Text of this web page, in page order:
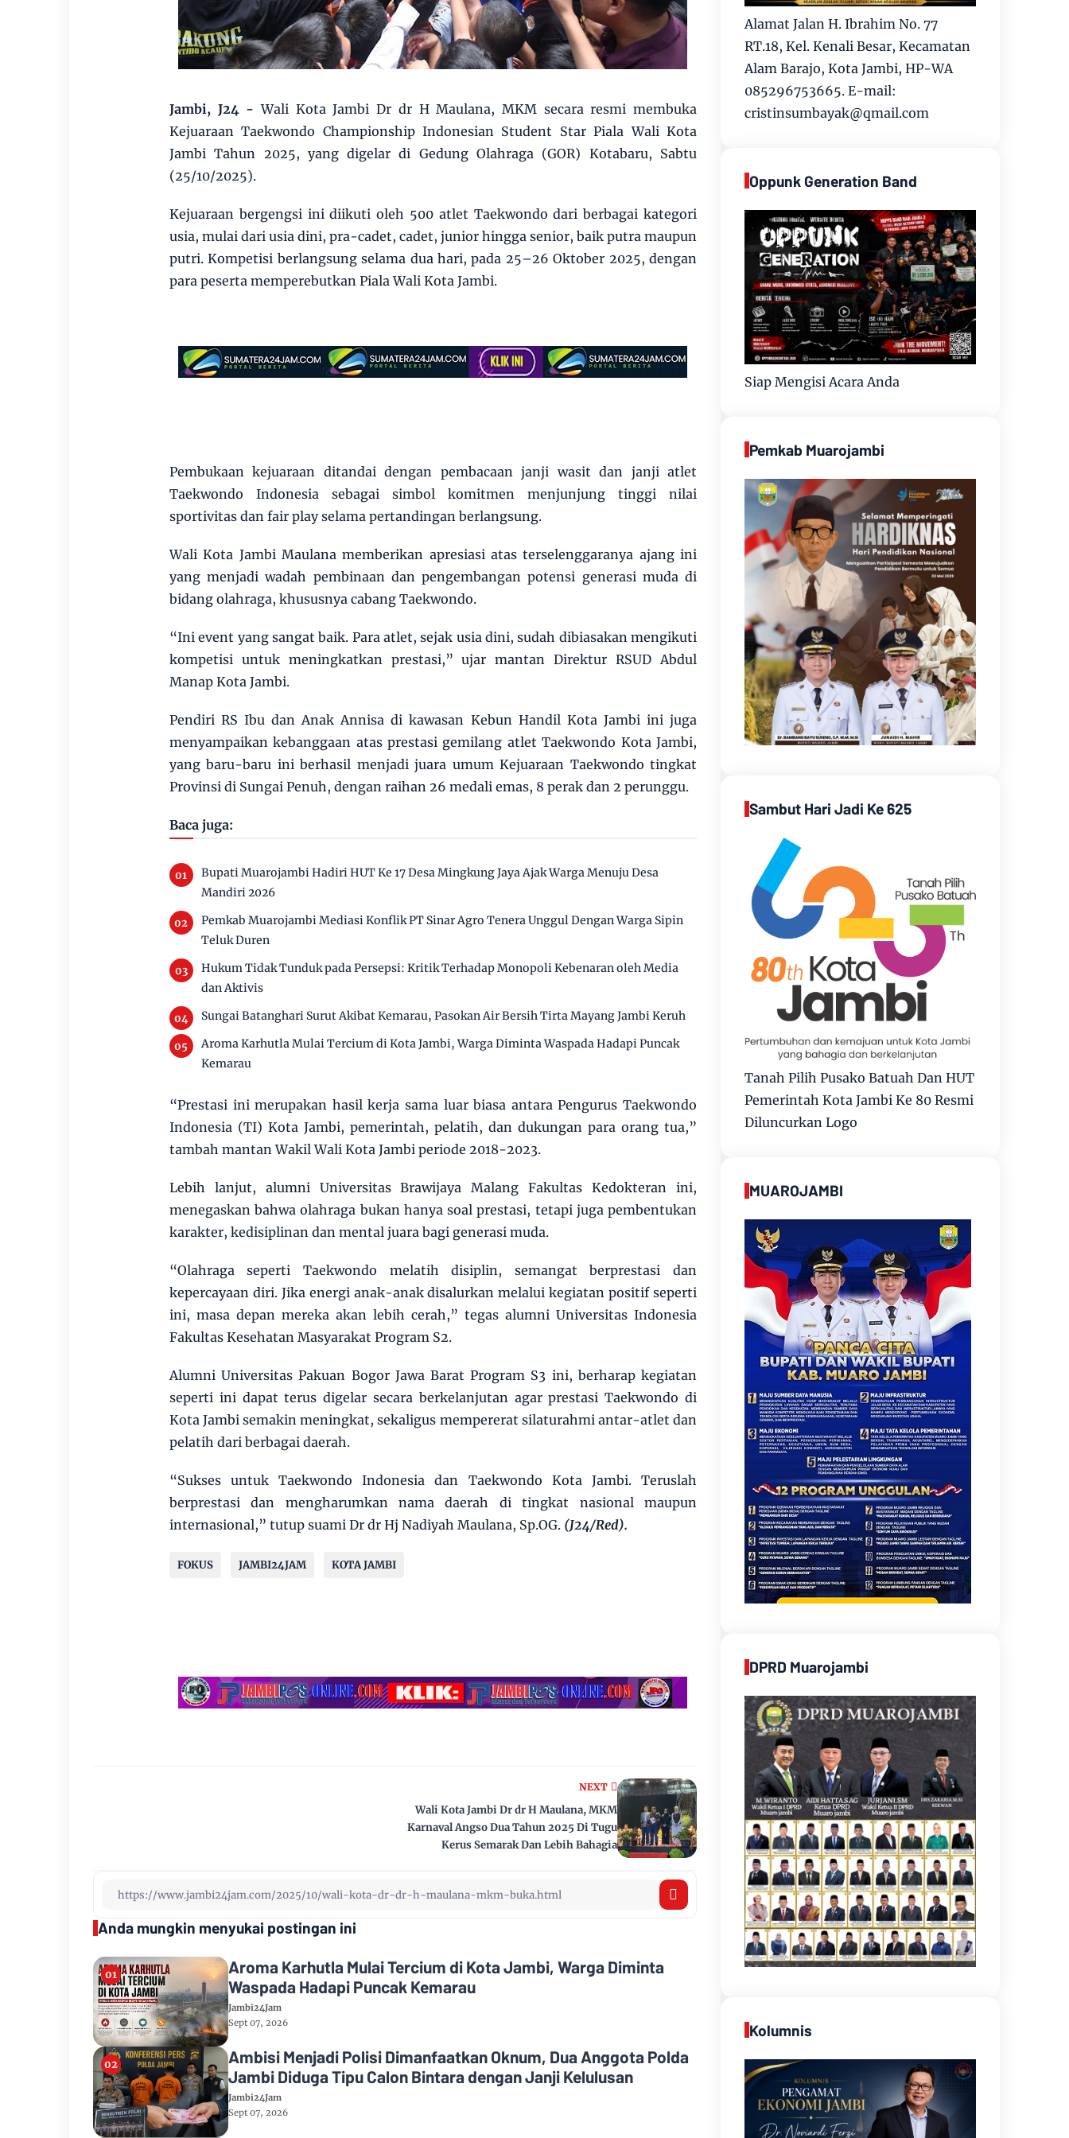
Jambi, J24 -Wali Kota Jambi Dr dr H Maulana, MKM secara resmi membuka
Kejuaraan Taekwondo Championship Indonesian Student Star Piala Wali Kota
Jambi Tahun 2025, yang digelar di Gedung Olahraga (GOR) Kotabaru, Sabtu
(25/10/2025).
Kejuaraan bergengsi ini diikuti oleh 500 atlet Taekwondo dari berbagai kategori
usia, mulai dari usia dini, pra-cadet, cadet, junior hingga senior, baik putra maupun
putri. Kompetisi berlangsung selama dua hari, pada 25–26 Oktober 2025, dengan
para peserta memperebutkan Piala Wali Kota Jambi.
Pembukaan kejuaraan ditandai dengan pembacaan janji wasit dan janji atlet
Taekwondo Indonesia sebagai simbol komitmen menjunjung tinggi nilai
sportivitas dan fair play selama pertandingan berlangsung.
Wali Kota Jambi Maulana memberikan apresiasi atas terselenggaranya ajang ini
yang menjadi wadah pembinaan dan pengembangan potensi generasi muda di
bidang olahraga, khususnya cabang Taekwondo.
“Ini event yang sangat baik. Para atlet, sejak usia dini, sudah dibiasakan mengikuti
kompetisi untuk meningkatkan prestasi,” ujar mantan Direktur RSUD Abdul
Manap Kota Jambi.
Pendiri RS Ibu dan Anak Annisa di kawasan Kebun Handil Kota Jambi ini juga
menyampaikan kebanggaan atas prestasi gemilang atlet Taekwondo Kota Jambi,
yang baru-baru ini berhasil menjadi juara umum Kejuaraan Taekwondo tingkat
Provinsi di Sungai Penuh, dengan raihan 26 medali emas, 8 perak dan 2 perunggu.
Baca juga:
Bupati Muarojambi Hadiri HUT Ke 17 Desa Mingkung Jaya Ajak Warga Menuju Desa
Mandiri 2026
Pemkab Muarojambi Mediasi Konflik PT Sinar Agro Tenera Unggul Dengan Warga Sipin
Teluk Duren
Hukum Tidak Tunduk pada Persepsi: Kritik Terhadap Monopoli Kebenaran oleh Media
dan Aktivis
Sungai Batanghari Surut Akibat Kemarau, Pasokan Air Bersih Tirta Mayang Jambi Keruh
Aroma Karhutla Mulai Tercium di Kota Jambi, Warga Diminta Waspada Hadapi Puncak
Kemarau
“Prestasi ini merupakan hasil kerja sama luar biasa antara Pengurus Taekwondo
Indonesia (TI) Kota Jambi, pemerintah, pelatih, dan dukungan para orang tua,”
tambah mantan Wakil Wali Kota Jambi periode 2018-2023.
Lebih lanjut, alumni Universitas Brawijaya Malang Fakultas Kedokteran ini,
menegaskan bahwa olahraga bukan hanya soal prestasi, tetapi juga pembentukan
karakter, kedisiplinan dan mental juara bagi generasi muda.
“Olahraga seperti Taekwondo melatih disiplin, semangat berprestasi dan
kepercayaan diri. Jika energi anak-anak disalurkan melalui kegiatan positif seperti
ini, masa depan mereka akan lebih cerah,” tegas alumni Universitas Indonesia
Fakultas Kesehatan Masyarakat Program S2.
Alumni Universitas Pakuan Bogor Jawa Barat Program S3 ini, berharap kegiatan
seperti ini dapat terus digelar secara berkelanjutan agar prestasi Taekwondo di
Kota Jambi semakin meningkat, sekaligus mempererat silaturahmi antar-atlet dan
pelatih dari berbagai daerah.
“Sukses untuk Taekwondo Indonesia dan Taekwondo Kota Jambi. Teruslah
berprestasi dan mengharumkan nama daerah di tingkat nasional maupun
internasional,” tutup suami Dr dr Hj Nadiyah Maulana, Sp.OG.(J24/Red).
FOKUS JAMBI24JAM KOTA JAMBI
NEXT
Wali Kota Jambi Dr dr H Maulana, MKM
Karnaval Angso Dua Tahun 2025 Di Tugu
Kerus Semarak Dan Lebih Bahagia
Anda mungkin menyukai postingan ini
Aroma Karhutla Mulai Tercium di Kota Jambi, Warga Diminta
Waspada Hadapi Puncak Kemarau
Jambi24Jam
Sept 07, 2026
Ambisi Menjadi Polisi Dimanfaatkan Oknum, Dua Anggota Polda
Jambi Diduga Tipu Calon Bintara dengan Janji Kelulusan
Jambi24Jam
Sept 07, 2026
Alamat Jalan H. Ibrahim No. 77
RT.18, Kel. Kenali Besar, Kecamatan
Alam Barajo, Kota Jambi, HP-WA
085296753665. E-mail:
cristinsumbayak@qmail.com
Oppunk Generation Band
Siap Mengisi Acara Anda
Pemkab Muarojambi
Sambut Hari Jadi Ke 625
Tanah Pilih Pusako Batuah Dan HUT
Pemerintah Kota Jambi Ke 80 Resmi
Diluncurkan Logo
MUAROJAMBI
DPRD Muarojambi
Kolumnis